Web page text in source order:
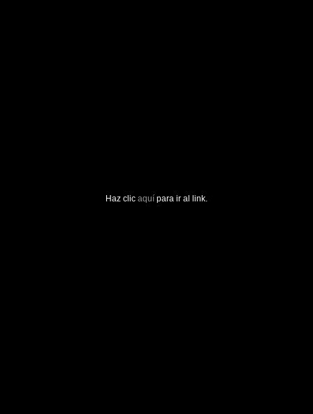
Haz clic aquí para ir al link.